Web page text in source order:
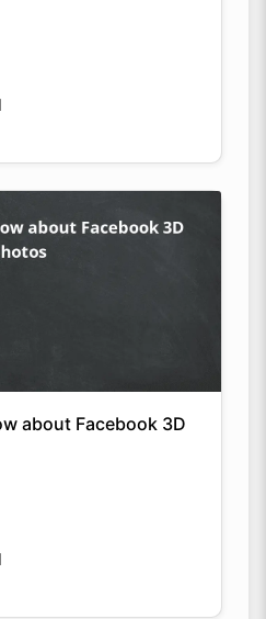
Link
about Facebook 3D